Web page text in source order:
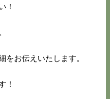
！
をお伝えいたします。
！